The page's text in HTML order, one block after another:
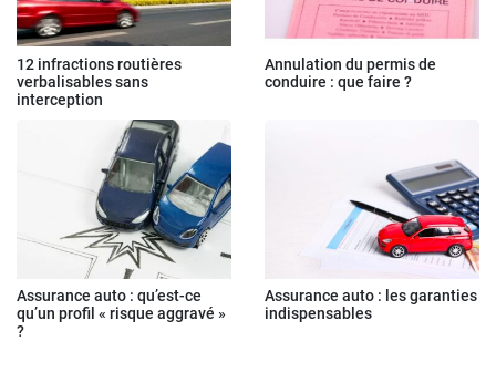
12 infractions routières
verbalisables sans
interception
Annulation du permis de
conduire : que faire ?
Assurance auto : qu’est-ce
qu’un profil « risque aggravé »
?
Assurance auto : les garanties
indispensables